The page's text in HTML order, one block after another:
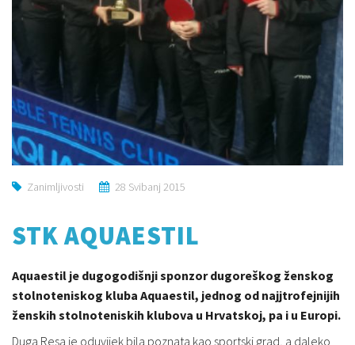
Zanimljivosti 28 Svibanj 2015
STK AQUAESTIL
Aquaestil je dugogodišnji sponzor dugoreškog ženskog
stolnoteniskog kluba Aquaestil, jednog od najjtrofejnijih
ženskih stolnoteniskih klubova u Hrvatskoj, pa i u Europi.
Duga Resa je oduvijek bila poznata kao sportski grad, a daleko